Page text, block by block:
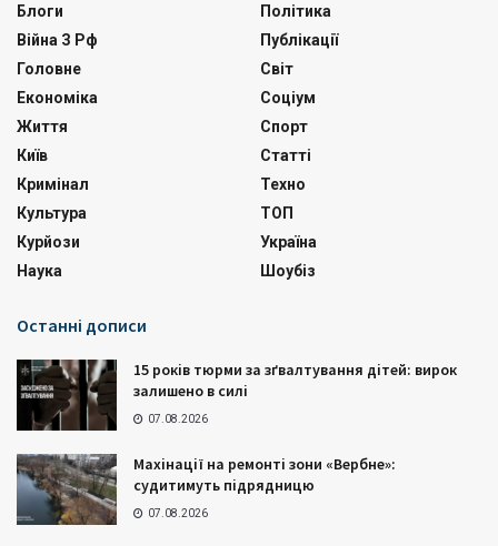
Блоги
Війна З Рф
Головне
Економіка
Життя
Київ
Кримінал
Культура
Курйози
Наука
Політика
Публікації
Світ
Соціум
Спорт
Статті
Техно
ТОП
Україна
Шоубіз
Останні дописи
15 років тюрми за зґвалтування дітей: вирок
залишено в силі
07.08.2026
Махінації на ремонті зони «Вербне»:
судитимуть підрядницю
07.08.2026